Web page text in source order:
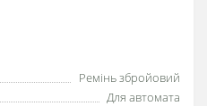
Ремінь збройовий
Для автомата